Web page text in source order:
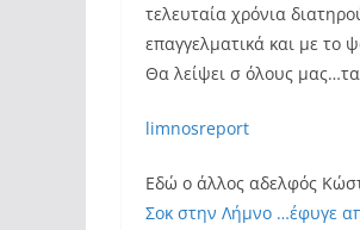
τελευταία χρόνια
επαγγελματικά και με το
Θα λείψει σ όλους
limnosreport
Εδώ ο άλλος αδελφός
Σοκ στην Λήμνο …έφυγε